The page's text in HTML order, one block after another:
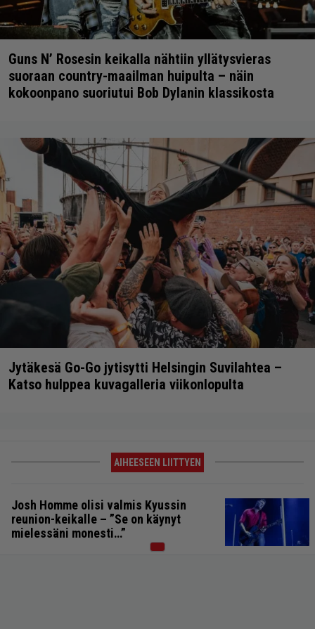
Guns N’ Rosesin keikalla nähtiin yllätysvieras
suoraan country-maailman huipulta – näin
kokoonpano suoriutui Bob Dylanin klassikosta
Jytäkesä Go-Go jytisytti Helsingin Suvilahtea –
Katso hulppea kuvagalleria viikonlopulta
AIHEESEEN LIITTYEN
Josh Homme olisi valmis Kyussin
reunion-keikalle – ”Se on käynyt
mielessäni monesti…”